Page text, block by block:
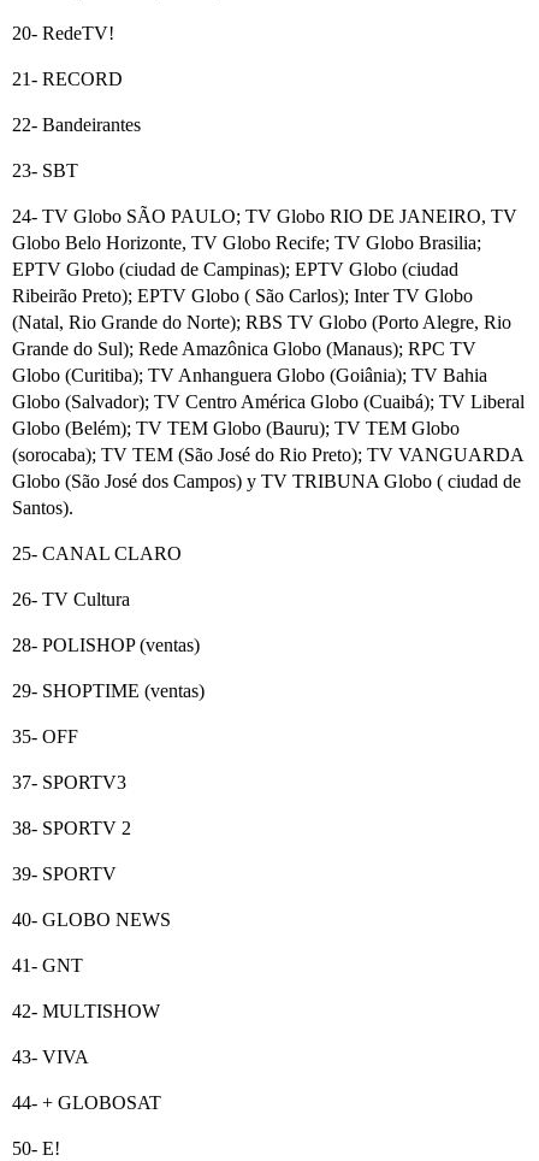
20- RedeTV!
21- RECORD
22- Bandeirantes
23- SBT
24- TV Globo SÃO PAULO; TV Globo RIO DE JANEIRO, TV
Globo Belo Horizonte, TV Globo Recife; TV Globo Brasilia;
EPTV Globo (ciudad de Campinas); EPTV Globo (ciudad
Ribeirão Preto); EPTV Globo ( São Carlos); Inter TV Globo
(Natal, Rio Grande do Norte); RBS TV Globo (Porto Alegre, Rio
Grande do Sul); Rede Amazônica Globo (Manaus); RPC TV
Globo (Curitiba); TV Anhanguera Globo (Goiânia); TV Bahia
Globo (Salvador); TV Centro América Globo (Cuaibá); TV Liberal
Globo (Belém); TV TEM Globo (Bauru); TV TEM Globo
(sorocaba); TV TEM (São José do Rio Preto); TV VANGUARDA
Globo (São José dos Campos) y TV TRIBUNA Globo ( ciudad de
Santos).
25- CANAL CLARO
26- TV Cultura
28- POLISHOP (ventas)
29- SHOPTIME (ventas)
35- OFF
37- SPORTV3
38- SPORTV 2
39- SPORTV
40- GLOBO NEWS
41- GNT
42- MULTISHOW
43- VIVA
44- + GLOBOSAT
50- E!